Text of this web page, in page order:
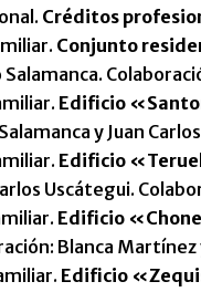
Créditos
Conjunto
Edificio
y Juan
Edificio
Uscátegui.
Edificio
Blanca
Edificio